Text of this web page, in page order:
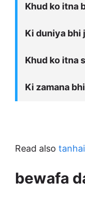
Khud ko itna
Ki duniya bhi
Khud ko itna
Ki zamana
Read also
bewafa